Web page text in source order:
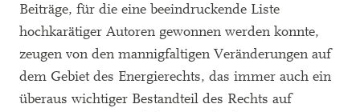
Beiträge, für die eine beeindruckende Liste
hochkarätiger Autoren gewonnen werden konnte,
zeugen von den mannigfaltigen Veränderungen auf
dem Gebiet des Energierechts, das immer auch ein
überaus wichtiger Bestandteil des Rechts auf